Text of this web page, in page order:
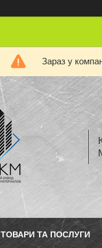
Зараз у
ТОВАРИ ТА ПОСЛУГИ